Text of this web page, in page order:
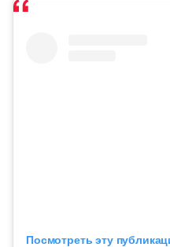
Посмотреть эту